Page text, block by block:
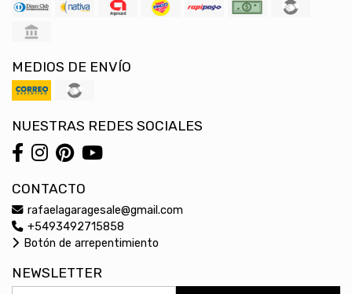
MEDIOS DE ENVÍO
NUESTRAS REDES SOCIALES
CONTACTO
rafaelagaragesale@gmail.com
+5493492715858
Botón de arrepentimiento
NEWSLETTER